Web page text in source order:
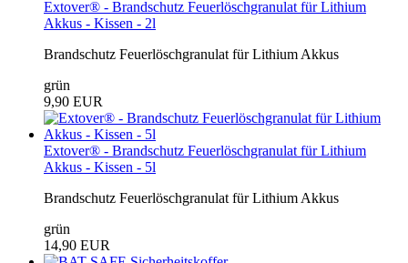
Extover® - Brandschutz Feuerlöschgranulat für Lithium
Akkus - Kissen - 2l
Brandschutz Feuerlöschgranulat für Lithium Akkus
grün
9,90 EUR
Extover® - Brandschutz Feuerlöschgranulat für Lithium
Akkus - Kissen - 5l
Brandschutz Feuerlöschgranulat für Lithium Akkus
grün
14,90 EUR